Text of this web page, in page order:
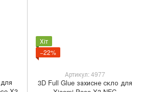
Хіт
−22%
Артикул: 4977
3D Full Glue захисне скло для